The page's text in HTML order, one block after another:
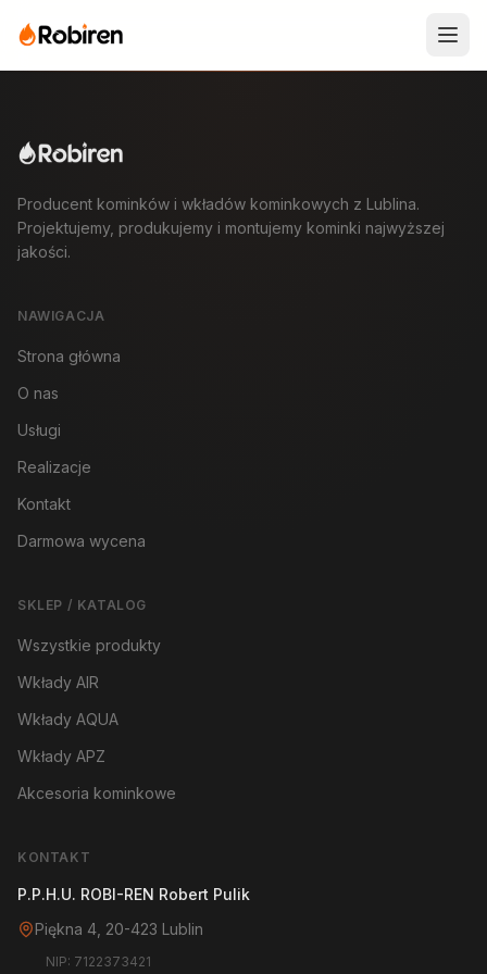
Producent kominków i wkładów kominkowych z Lublina.
Projektujemy, produkujemy i montujemy kominki najwyższej
jakości.
NAWIGACJA
Strona główna
O nas
Usługi
Realizacje
Kontakt
Darmowa wycena
SKLEP / KATALOG
Wszystkie produkty
Wkłady AIR
Wkłady AQUA
Wkłady APZ
Akcesoria kominkowe
KONTAKT
P.P.H.U. ROBI-REN Robert Pulik
Piękna 4, 20-423 Lublin
NIP: 7122373421